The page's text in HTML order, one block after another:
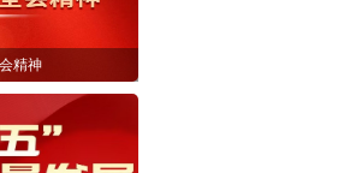
精神